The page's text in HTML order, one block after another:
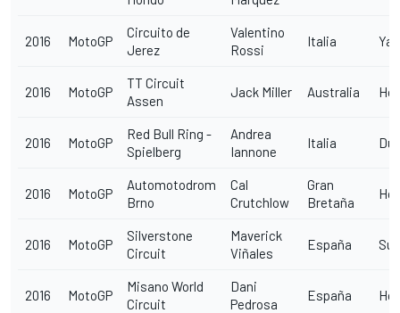
2016 MotoGP
Circuito de
Jerez
Valentino
Rossi
Italia
2016 MotoGP
TT Circuit
Assen
Jack Miller Australia
2016 MotoGP
Red Bull Ring -
Spielberg
Andrea
Iannone
Italia
2016 MotoGP
Automotodrom
Brno
Cal
Crutchlow
Gran
Bretaña
2016 MotoGP
Silverstone
Circuit
Maverick
Viñales
España
2016 MotoGP
Misano World
Circuit
Dani
Pedrosa
España